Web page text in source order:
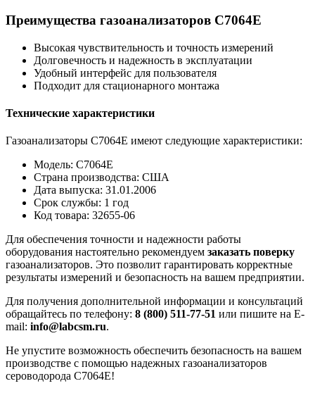
Преимущества газоанализаторов C7064E
Высокая чувствительность и точность измерений
Долговечность и надежность в эксплуатации
Удобный интерфейс для пользователя
Подходит для стационарного монтажа
Технические характеристики
Газоанализаторы C7064E имеют следующие характеристики:
Модель: C7064E
Страна производства: США
Дата выпуска: 31.01.2006
Срок службы: 1 год
Код товара: 32655-06
Для обеспечения точности и надежности работы
оборудования настоятельно рекомендуем заказать поверку
газоанализаторов. Это позволит гарантировать корректные
результаты измерений и безопасность на вашем предприятии.
Для получения дополнительной информации и консультаций
обращайтесь по телефону: 8 (800) 511-77-51 или пишите на E-
mail: info@labcsm.ru.
Не упустите возможность обеспечить безопасность на вашем
производстве с помощью надежных газоанализаторов
сероводорода C7064E!